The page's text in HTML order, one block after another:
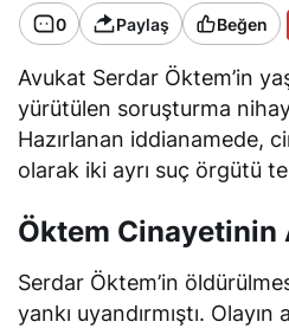
0 Paylaş Beğen
Avukat Serdar Öktem’in
yürütülen soruşturma
Hazırlanan iddianamede,
olarak iki ayrı suç örgütü
Öktem Cinayetinin
Serdar Öktem’in
yankı uyandırmıştı. Olayın